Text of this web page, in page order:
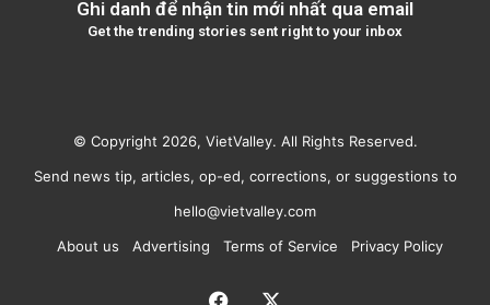
Ghi danh để nhận tin mới nhất qua email
Get the trending stories sent right to your inbox
© Copyright 2026, VietValley. All Rights Reserved.
Send news tip, articles, op-ed, corrections, or suggestions to
hello@vietvalley.com
About us
Advertising Terms of Service Privacy Policy
Facebook